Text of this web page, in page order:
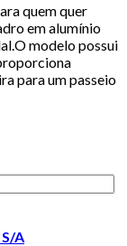
quem quer
em alumínio
modelo possui
para um passeio
A